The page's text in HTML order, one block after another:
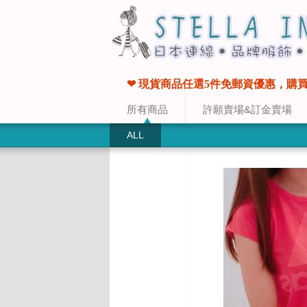
所有商品 許願賣場&訂金賣場
❤ 現貨商品任選5件免郵資優惠，購
ALL